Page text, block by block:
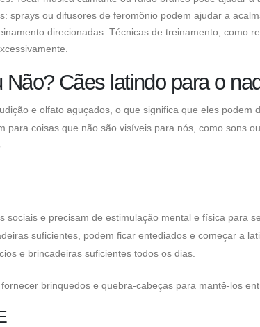
sprays ou difusores de feromônio podem ajudar a
direcionadas: Técnicas de treinamento, como
Não? Cães latindo para o
e olfato aguçados, o que significa que eles podem
para coisas que não são visíveis para nós, como sons
sociais e precisam de estimulação mental e física para
suficientes, podem ficar entediados e começar a
e brincadeiras suficientes todos os dias.
brinquedos e quebra-cabeças para mantê-los